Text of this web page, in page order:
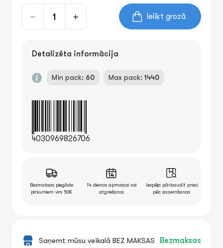
Ielikt grozā
Detalizēta informācija
Min pack: 60 Max pack: 1440
4030969826706
Bezmaksas piegāde
pirkumiem virs 50€
14 dienas apmaiņai vai
atgriešanai
Iespēja pārbaudīt preci
pēc saņemšanas
Saņemt mūsu veikalā BEZ MAKSAS Bezmaksas